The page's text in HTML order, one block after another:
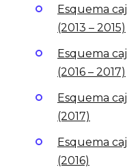
Esquema
(2013 – 2015)
Esquema
(2016 – 2017)
Esquema
(2017)
Esquema
(2016)